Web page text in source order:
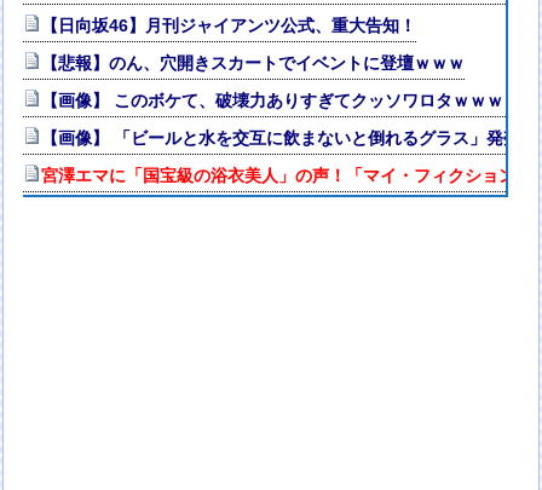
【日向坂46】月刊ジャイアンツ公式、重大告知！
【悲報】のん、穴開きスカートでイベントに登壇ｗｗｗ
【画像】 このボケて、破壊力ありすぎてクッソワロタｗｗｗｗ
【画像】 「ビールと水を交互に飲まないと倒れるグラス」発売
宮澤エマに「国宝級の浴衣美人」の声！「マイ・フィクション」